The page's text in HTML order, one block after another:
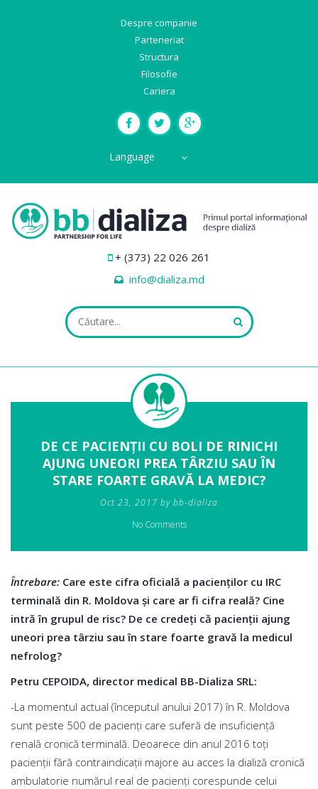
Despre companie
Parteneriat
Structura
Filosofie
Cariera
Language
ALL FIELDS ARE REQUIRED.
Close Appointment form
+ (373) 22 026 261
info@dializa.md
DE CE PACIENȚII CU BOLI DE RINICHI
AJUNG UNEORI PREA TÂRZIU SAU ÎN
STARE FOARTE GRAVĂ LA MEDIC?
Oct 23, 2017 by bb-dializa
No Comments
Întrebare: Care este cifra oficială a pacienților cu IRC
terminală din R. Moldova și care ar fi cifra reală? Cine
intră în grupul de risc? De ce credeți că pacienții ajung
uneori prea târziu sau în stare foarte gravă la medicul
nefrolog?
Petru CEPOIDA, director medical BB-Dializa SRL:
-La momentul actual (începutul anului 2017) în R. Moldova
sunt peste 500 de pacienţi care suferă de insuficienţă
renală cronică terminală. Deoarece din anul 2016 toţi
pacienţii fără contraindicaţii majore au acces la dializă cronică
ambulatorie numărul real de pacienţi corespunde celui